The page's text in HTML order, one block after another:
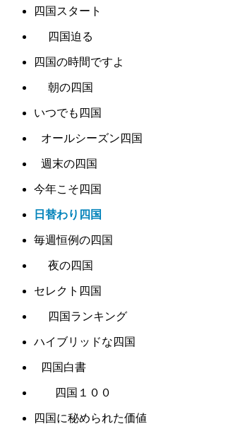
四国スタート
四国迫る
四国の時間ですよ
朝の四国
いつでも四国
オールシーズン四国
週末の四国
今年こそ四国
日替わり四国
毎週恒例の四国
夜の四国
セレクト四国
四国ランキング
ハイブリッドな四国
四国白書
四国１００
四国に秘められた価値